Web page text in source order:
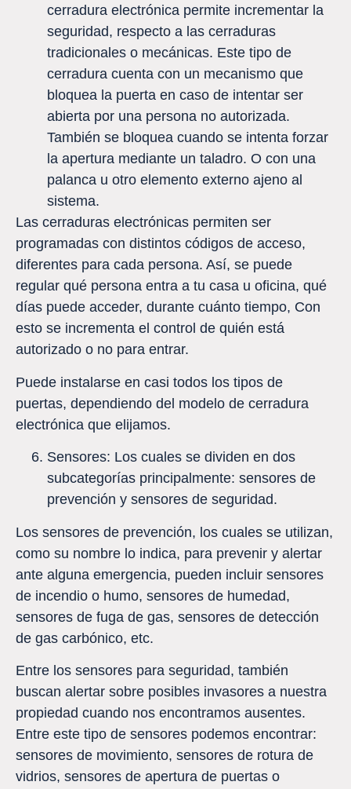
cerradura electrónica permite incrementar la
seguridad, respecto a las cerraduras
tradicionales o mecánicas. Este tipo de
cerradura cuenta con un mecanismo que
bloquea la puerta en caso de intentar ser
abierta por una persona no autorizada.
También se bloquea cuando se intenta forzar
la apertura mediante un taladro. O con una
palanca u otro elemento externo ajeno al
sistema.
Las cerraduras electrónicas permiten ser
programadas con distintos códigos de acceso,
diferentes para cada persona. Así, se puede
regular qué persona entra a tu casa u oficina, qué
días puede acceder, durante cuánto tiempo, Con
esto se incrementa el control de quién está
autorizado o no para entrar.
Puede instalarse en casi todos los tipos de
puertas, dependiendo del modelo de cerradura
electrónica que elijamos.
Sensores: Los cuales se dividen en dos
subcategorías principalmente: sensores de
prevención y sensores de seguridad.
Los sensores de prevención, los cuales se utilizan,
como su nombre lo indica, para prevenir y alertar
ante alguna emergencia, pueden incluir sensores
de incendio o humo, sensores de humedad,
sensores de fuga de gas, sensores de detección
de gas carbónico, etc.
Entre los sensores para seguridad, también
buscan alertar sobre posibles invasores a nuestra
propiedad cuando nos encontramos ausentes.
Entre este tipo de sensores podemos encontrar:
sensores de movimiento, sensores de rotura de
vidrios, sensores de apertura de puertas o